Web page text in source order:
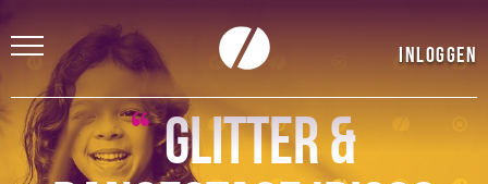
Inloggen
Glitter &